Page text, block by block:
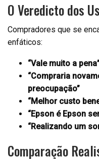
O Veredicto dos
Compradores que se
enfáticos:
“Vale muito a
“Compraria
preocupação”
“Melhor custo
“Epson é Epson
“Realizando um
Comparação